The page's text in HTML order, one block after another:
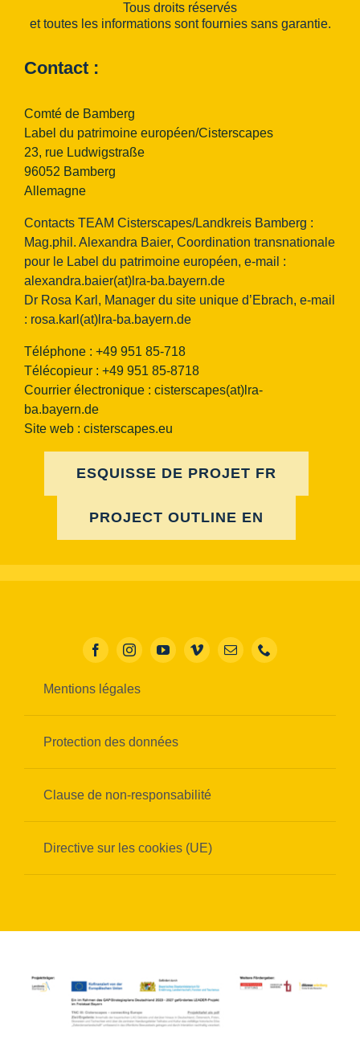
Tous droits réservés
et toutes les informations sont fournies sans garantie.
Contact :
Comté de Bamberg
Label du patrimoine européen/Cisterscapes
23, rue Ludwigstraße
96052 Bamberg
Allemagne
Contacts TEAM Cisterscapes/Landkreis Bamberg :
Mag.phil. Alexandra Baier, Coordination transnationale
pour le Label du patrimoine européen, e-mail :
alexandra.baier(at)lra-ba.bayern.de
Dr Rosa Karl, Manager du site unique d’Ebrach, e-mail
: rosa.karl(at)lra-ba.bayern.de
Téléphone : +49 951 85-718
Télécopieur : +49 951 85-8718
Courrier électronique : cisterscapes(at)lra-
ba.bayern.de
Site web : cisterscapes.eu
ESQUISSE DE PROJET FR
PROJECT OUTLINE EN
Mentions légales
Protection des données
Clause de non-responsabilité
Directive sur les cookies (UE)